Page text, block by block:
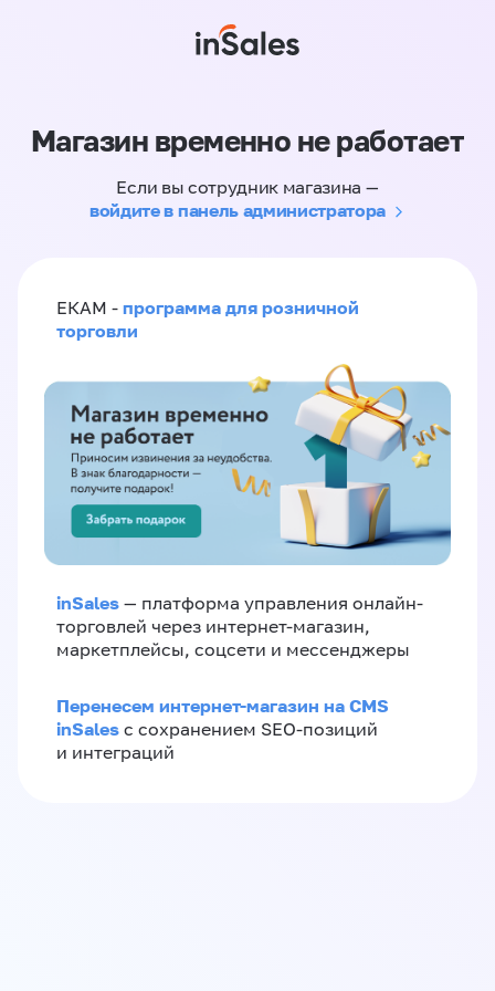
Магазин временно не работает
Если вы сотрудник магазина —
войдите в панель администратора
ЕКАМ - программа для розничной
торговли
inSales — платформа управления онлайн-
торговлей через интернет-магазин,
маркетплейсы, соцсети и мессенджеры
Перенесем интернет-магазин на CMS
inSales с сохранением SEO-позиций
и интеграций